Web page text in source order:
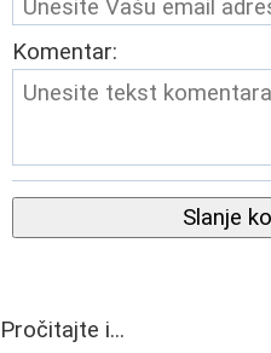
Komentar:
Slanje
Pročitajte i...